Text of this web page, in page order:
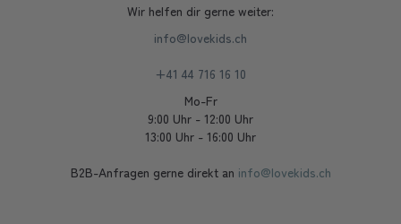
Wir helfen dir gerne weiter:
info@lovekids.ch
+41 44 716 16 10
Mo-Fr
9:00 Uhr - 12:00 Uhr
13:00 Uhr - 16:00 Uhr
B2B-Anfragen gerne direkt an info@lovekids.ch